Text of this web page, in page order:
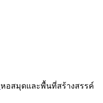
หอสมุดและพื้นที่สร้างสรรค์